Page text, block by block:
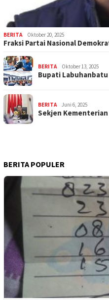
BERITA Oktober 20, 2025
Fraksi Partai Nasional
BERITA Oktober 13, 2025
Bupati
BERITA Juni 6, 2025
Sekjen Kementerian
BERITA POPULER